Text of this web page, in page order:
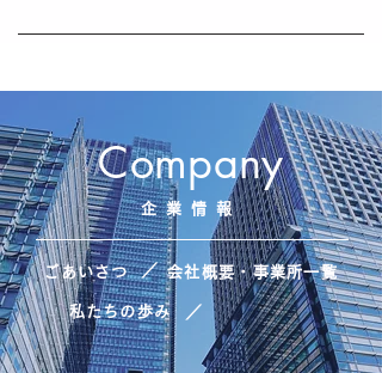
Company
企業情報
ごあいさつ ／ 会社概要・事業所一覧
私たちの歩み ／